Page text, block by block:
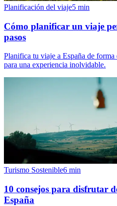
Planificación del viaje5 min
Cómo planificar un viaje
pasos
Planifica tu viaje a España de forma
para una experiencia inolvidable.
Turismo Sostenible6 min
10 consejos para disfrutar
España